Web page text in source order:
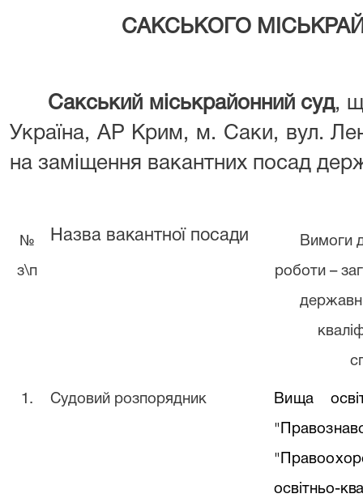
САКСЬКОГО
Сакський міськрайонний суд,
Україна, АР Крим, м. Саки, вул.
на заміщення вакантних посад
№
з\п
Назва вакантної посади Вимоги
роботи –
1. Судовий розпорядник Вища
освітньо-